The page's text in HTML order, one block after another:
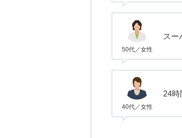
50代／女性
スー
40代／女性
24時